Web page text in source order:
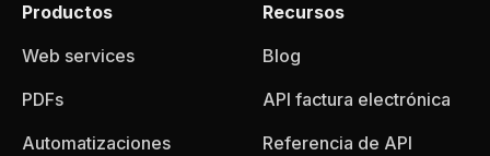
Productos
Web services
PDFs
Automatizaciones
Recursos
Blog
API factura electrónica
Referencia de API